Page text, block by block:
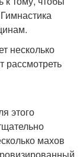
несколько
рассмотреть
этого
махов